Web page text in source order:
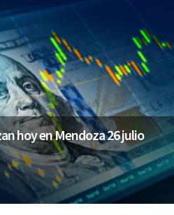
hoy en Mendoza 26 julio